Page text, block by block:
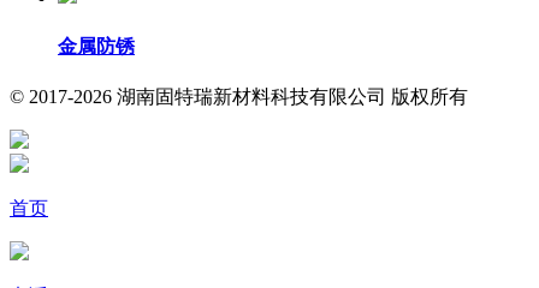
金属防锈
© 2017-2026 湖南固特瑞新材料科技有限公司 版权所有
首页